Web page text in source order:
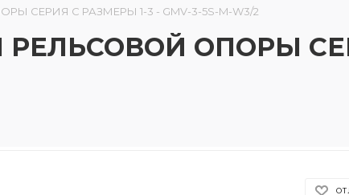
СЕРИЯ С РАЗМЕРЫ 1-3 - GMV-3-5S-M-W3/2
ОПОРЫ